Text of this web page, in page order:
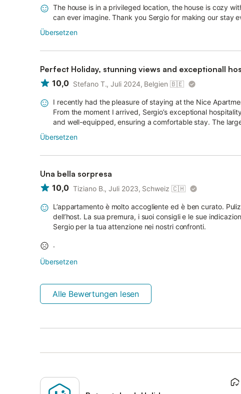
The house is in a privileged location, the house is cozy
can ever imagine. Thank you Sergio for making our stay
Übersetzen
Perfect Holiday, stunning views and exceptionall
10,0 Stefano T., Juli 2024, Belgien 🇧🇪
I recently had the pleasure of staying at the Nice
From the moment I arrived, Sergio’s exceptional
and well-equipped, ensuring a comfortable stay. The
Übersetzen
Una bella sorpresa
10,0 Tiziano B., Juli 2023, Schweiz 🇨🇭
L’appartamento è molto accogliente ed è ben curato.
dell’host. La sua premura, i suoi consigli e le sue
Sergio per la tua attenzione nei nostri confronti.
.
Übersetzen
Alle Bewertungen lesen